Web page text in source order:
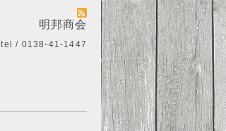
明邦商会
tel / 0138-41-1447